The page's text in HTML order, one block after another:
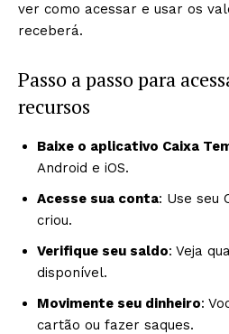
ver como acessar e usar os
receberá.
Passo a passo para
recursos
Baixe o aplicativo Caixa
Android e iOS.
Acesse sua conta: Use seu
criou.
Verifique seu saldo: Veja
disponível.
Movimente seu dinheiro:
cartão ou fazer saques.